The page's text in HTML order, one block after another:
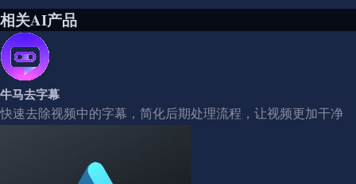
相关AI产品
牛马去字幕
快速去除视频中的字幕，简化后期处理流程，让视频更加干净